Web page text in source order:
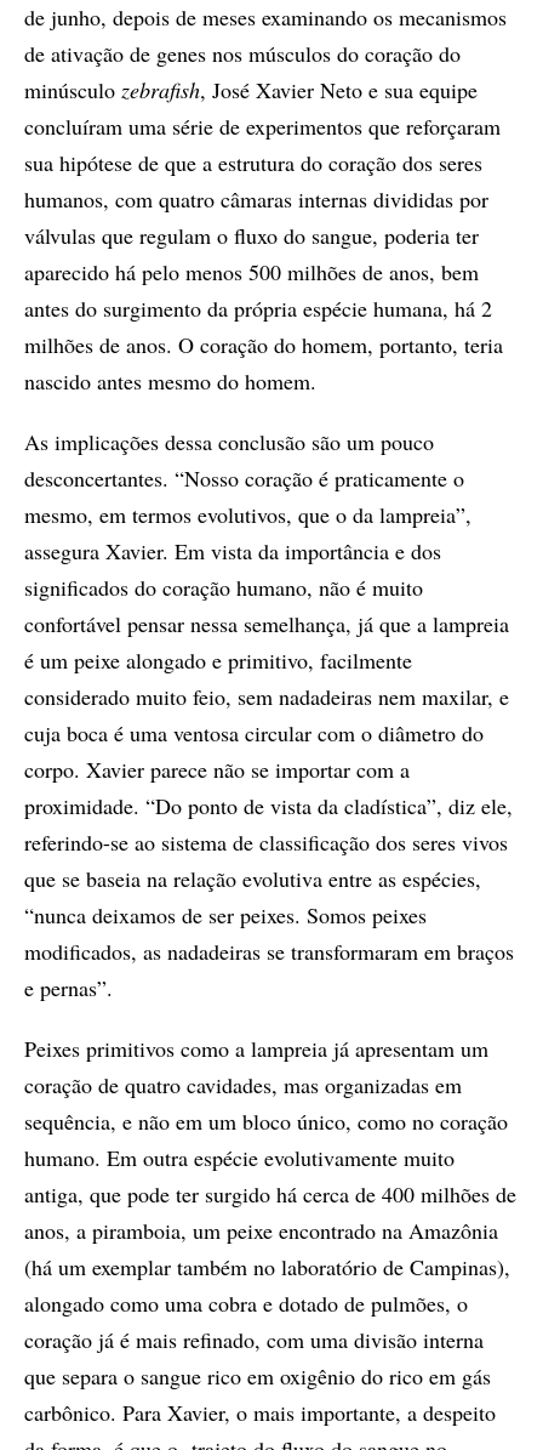
de junho, depois de meses examinando os mecanismos
de ativação de genes nos músculos do coração do
minúsculo zebrafish, José Xavier Neto e sua equipe
concluíram uma série de experimentos que reforçaram
sua hipótese de que a estrutura do coração dos seres
humanos, com quatro câmaras internas divididas por
válvulas que regulam o fluxo do sangue, poderia ter
aparecido há pelo menos 500 milhões de anos, bem
antes do surgimento da própria espécie humana, há 2
milhões de anos. O coração do homem, portanto, teria
nascido antes mesmo do homem.
As implicações dessa conclusão são um pouco
desconcertantes. “Nosso coração é praticamente o
mesmo, em termos evolutivos, que o da lampreia”,
assegura Xavier. Em vista da importância e dos
significados do coração humano, não é muito
confortável pensar nessa semelhança, já que a lampreia
é um peixe alongado e primitivo, facilmente
considerado muito feio, sem nadadeiras nem maxilar, e
cuja boca é uma ventosa circular com o diâmetro do
corpo. Xavier parece não se importar com a
proximidade. “Do ponto de vista da cladística”, diz ele,
referindo-se ao sistema de classificação dos seres vivos
que se baseia na relação evolutiva entre as espécies,
“nunca deixamos de ser peixes. Somos peixes
modificados, as nadadeiras se transformaram em braços
e pernas”.
Peixes primitivos como a lampreia já apresentam um
coração de quatro cavidades, mas organizadas em
sequência, e não em um bloco único, como no coração
humano. Em outra espécie evolutivamente muito
antiga, que pode ter surgido há cerca de 400 milhões de
anos, a piramboia, um peixe encontrado na Amazônia
(há um exemplar também no laboratório de Campinas),
alongado como uma cobra e dotado de pulmões, o
coração já é mais refinado, com uma divisão interna
que separa o sangue rico em oxigênio do rico em gás
carbônico. Para Xavier, o mais importante, a despeito